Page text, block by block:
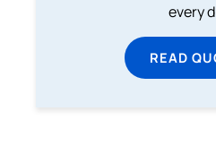
every
READ